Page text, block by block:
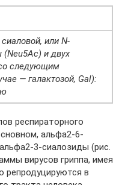
или N-
(Neu5Ac) и двух
следующим
— галактозой, Gal):
респираторного
альфа2-6-
3-сиалозиды (рис.
вирусов гриппа, имея
репродуцируются в